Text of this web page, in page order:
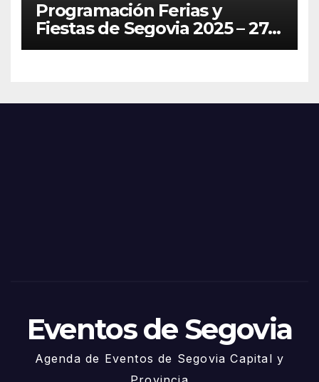
Programación Ferias y
Fiestas de Segovia 2025 – 27
de Junio
Eventos de Segovia
Agenda de Eventos de Segovia Capital y